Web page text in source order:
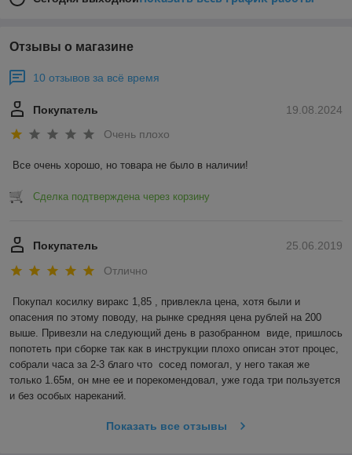
Отзывы о магазине
10 отзывов за всё время
19.08.2024
Покупатель
Очень плохо
Все очень хорошо, но товара не было в наличии!
Сделка подтверждена через корзину
25.06.2019
Покупатель
Отлично
Покупал косилку виракс 1,85 , привлекла цена, хотя были и
опасения по этому поводу, на рынке средняя цена рублей на 200
выше. Привезли на следующий день в разобранном  виде, пришлось
попотеть при сборке так как в инструкции плохо описан этот процес,
собрали часа за 2-3 благо что  сосед помогал, у него такая же
только 1.65м, он мне ее и порекомендовал, уже года три пользуется
и без особых нареканий.
Показать все отзывы